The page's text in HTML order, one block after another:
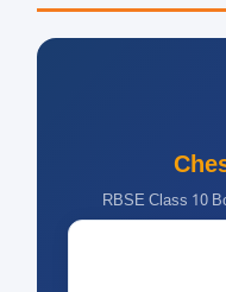
RBSE Class 10